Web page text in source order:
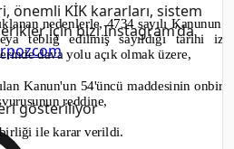
önemli KİK kararları, sistem
için bizi Instagram’da
gösteriliyor
nedenlerle, 4734 sayılı
tebliğ edilmiş sayıldığı tarihi
dava yolu açık olmak üzere,
Kanun'un 54'üncü maddesinin
reddine,
ile karar verildi.